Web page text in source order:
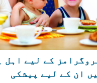
کے لیے اہل
ان کے لیے پیشکی